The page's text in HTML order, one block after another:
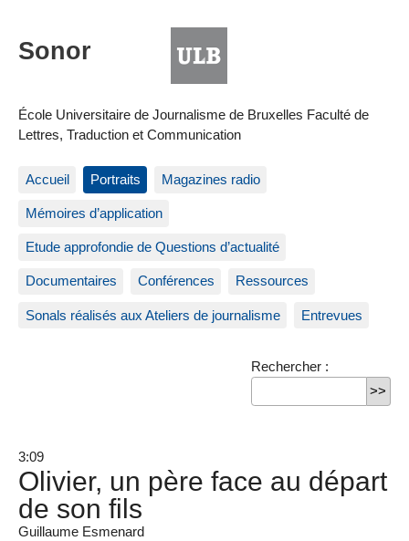
École Universitaire de Journalisme de Bruxelles Faculté de
Lettres, Traduction et Communication
Accueil Portraits Magazines radio
Mémoires d’application
Etude approfondie de Questions d’actualité
Documentaires Conférences Ressources
Sonals réalisés aux Ateliers de journalisme Entrevues
Rechercher :
3:09
Olivier, un père face au départ
de son fils
Guillaume Esmenard